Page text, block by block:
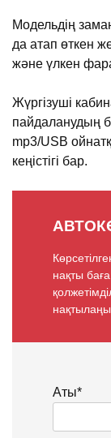
Модельдің
да атап өткен
және үлкен
Жүргізуші
пайдаланудың
mp3/USB
кеңістігі бар.
нақты
Аты*